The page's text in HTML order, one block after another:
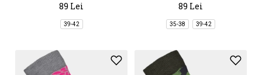
89 Lei
39-42
89 Lei
35-38 39-42